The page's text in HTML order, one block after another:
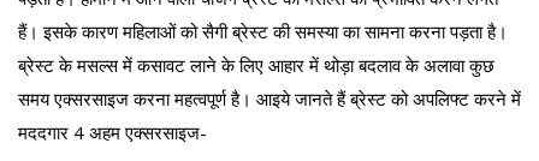
हैं। इसके कारण महिलाओं को सैगी ब्रेस्ट की समस्या का सामना करना पड़ता है।
ब्रेस्ट के मसल्स में कसावट लाने के लिए आहार में थोड़ा बदलाव के अलावा कुछ
समय एक्सरसाइज करना महत्वपूर्ण है। आइये जानते हैं ब्रेस्ट को अपलिफ्ट करने में
मददगार 4 अहम एक्सरसाइज-